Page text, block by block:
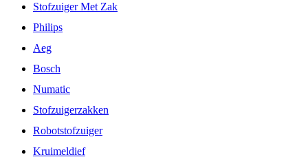
Stofzuiger Met Zak
Philips
Aeg
Bosch
Numatic
Stofzuigerzakken
Robotstofzuiger
Kruimeldief